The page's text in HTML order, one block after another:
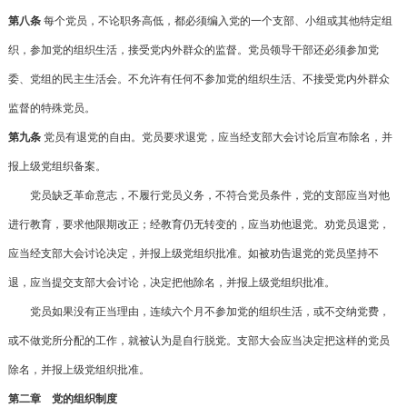
第八条 每个党员，不论职务高低，都必须编入党的一个支部、小组或其他特定组
织，参加党的组织生活，接受党内外群众的监督。党员领导干部还必须参加党
委、党组的民主生活会。不允许有任何不参加党的组织生活、不接受党内外群众
监督的特殊党员。
第九条 党员有退党的自由。党员要求退党，应当经支部大会讨论后宣布除名，并
报上级党组织备案。
党员缺乏革命意志，不履行党员义务，不符合党员条件，党的支部应当对他
进行教育，要求他限期改正；经教育仍无转变的，应当劝他退党。劝党员退党，
应当经支部大会讨论决定，并报上级党组织批准。如被劝告退党的党员坚持不
退，应当提交支部大会讨论，决定把他除名，并报上级党组织批准。
党员如果没有正当理由，连续六个月不参加党的组织生活，或不交纳党费，
或不做党所分配的工作，就被认为是自行脱党。支部大会应当决定把这样的党员
除名，并报上级党组织批准。
第二章 党的组织制度